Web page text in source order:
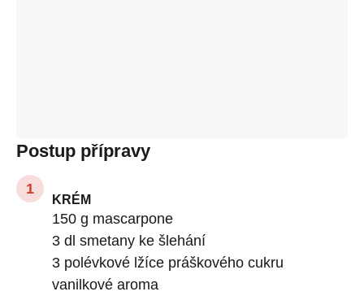
Postup přípravy
KRÉM
150 g mascarpone
3 dl smetany ke šlehání
3 polévkové lžíce práškového cukru
vanilkové aroma